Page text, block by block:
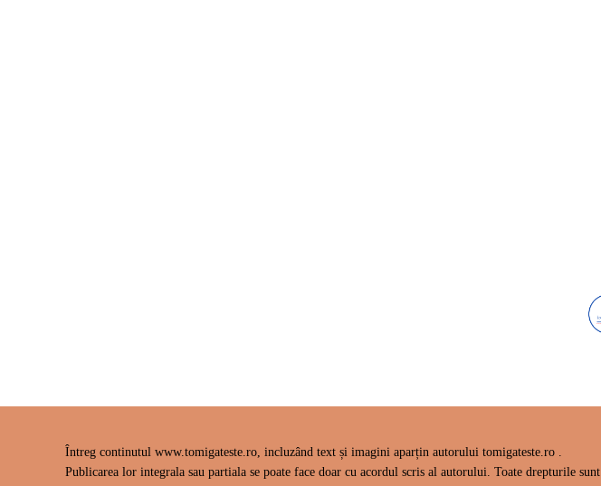
Întreg continutul www.tomigateste.ro, incluzând text și imagini aparțin autorului tomigateste.ro .
Publicarea lor integrala sau partiala se poate face doar cu acordul scris al autorului. Toate drepturile sunt